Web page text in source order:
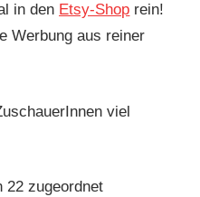
in den Etsy-Shop rein!
Werbung aus reiner
viel
22 zugeordnet